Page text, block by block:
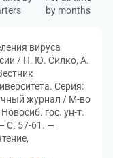
by months
вируса
/ Н. Ю. Силко, А.
Серия:
журнал / М-во
гос. ун-т.
С. 57-61. —